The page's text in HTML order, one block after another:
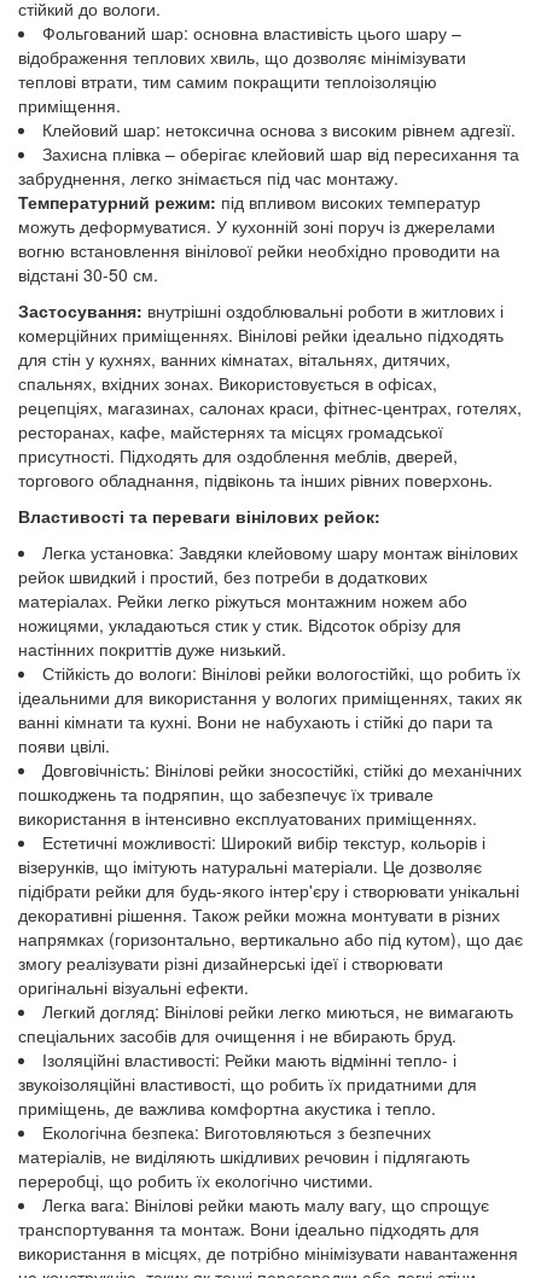
стійкий до вологи.
Фольгований шар: основна властивість цього шару –
відображення теплових хвиль, що дозволяє мінімізувати
теплові втрати, тим самим покращити теплоізоляцію
приміщення.
Клейовий шар: нетоксична основа з високим рівнем адгезії.
Захисна плівка – оберігає клейовий шар від пересихання та
забруднення, легко знімається під час монтажу.
Температурний режим: під впливом високих температур
можуть деформуватися. У кухонній зоні поруч із джерелами
вогню встановлення вінілової рейки необхідно проводити на
відстані 30-50 см.
Застосування: внутрішні оздоблювальні роботи в житлових і
комерційних приміщеннях. Вінілові рейки ідеально підходять
для стін у кухнях, ванних кімнатах, вітальнях, дитячих,
спальнях, вхідних зонах. Використовується в офісах,
рецепціях, магазинах, салонах краси, фітнес-центрах, готелях,
ресторанах, кафе, майстернях та місцях громадської
присутності. Підходять для оздоблення меблів, дверей,
торгового обладнання, підвіконь та інших рівних поверхонь.
Властивості та переваги вінілових рейок:
Легка установка: Завдяки клейовому шару монтаж вінілових
рейок швидкий і простий, без потреби в додаткових
матеріалах. Рейки легко ріжуться монтажним ножем або
ножицями, укладаються стик у стик. Відсоток обрізу для
настінних покриттів дуже низький.
Стійкість до вологи: Вінілові рейки вологостійкі, що робить їх
ідеальними для використання у вологих приміщеннях, таких як
ванні кімнати та кухні. Вони не набухають і стійкі до пари та
появи цвілі.
Довговічність: Вінілові рейки зносостійкі, стійкі до механічних
пошкоджень та подряпин, що забезпечує їх тривале
використання в інтенсивно експлуатованих приміщеннях.
Естетичні можливості: Широкий вибір текстур, кольорів і
візерунків, що імітують натуральні матеріали. Це дозволяє
підібрати рейки для будь-якого інтер'єру і створювати унікальні
декоративні рішення. Також рейки можна монтувати в різних
напрямках (горизонтально, вертикально або під кутом), що дає
змогу реалізувати різні дизайнерські ідеї і створювати
оригінальні візуальні ефекти.
Легкий догляд: Вінілові рейки легко миються, не вимагають
спеціальних засобів для очищення і не вбирають бруд.
Ізоляційні властивості: Рейки мають відмінні тепло- і
звукоізоляційні властивості, що робить їх придатними для
приміщень, де важлива комфортна акустика і тепло.
Екологічна безпека: Виготовляються з безпечних
матеріалів, не виділяють шкідливих речовин і підлягають
переробці, що робить їх екологічно чистими.
Легка вага: Вінілові рейки мають малу вагу, що спрощує
транспортування та монтаж. Вони ідеально підходять для
використання в місцях, де потрібно мінімізувати навантаження